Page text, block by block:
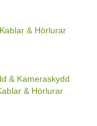
& Hörlurar
& Kameraskydd
& Hörlurar